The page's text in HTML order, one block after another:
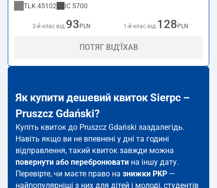
TLK 45102 IC 5700
2-й клас від:93 PLN 1-й клас від: 128 PLN
ПОТЯГ ВІД'ЇХАВ
Як купити дешевий квиток Sierpc –
Pruszcz Gdański?
Купіть квиток до Pruszcz Gdański заздалегідь.
Навіть якщо ви не впевнені у дні та годині
відправлення, такий квиток завжди можна
повернути або перебронювати на іншу дату.
Перевірте, чи маєте право на знижки PKP —
найпопулярніші з них для дітей і молоді, студентів